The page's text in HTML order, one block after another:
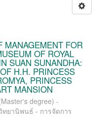
MANAGEMENT FOR
OF ROYAL
SUAN SUNANDHA:
H.H. PRINCESS
PRINCESS
MANSION
degree) -
ทยานิพนธ์ - การจัดการ